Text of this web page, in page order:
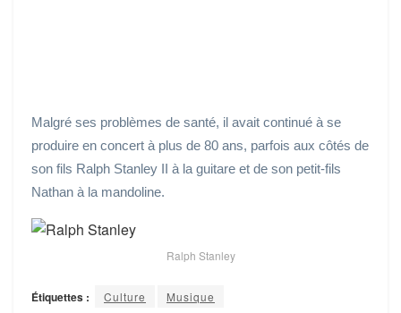
Malgré ses problèmes de santé, il avait continué à se
produire en concert à plus de 80 ans, parfois aux côtés de
son fils Ralph Stanley II à la guitare et de son petit-fils
Nathan à la mandoline.
Ralph Stanley
Étiquettes : Culture Musique